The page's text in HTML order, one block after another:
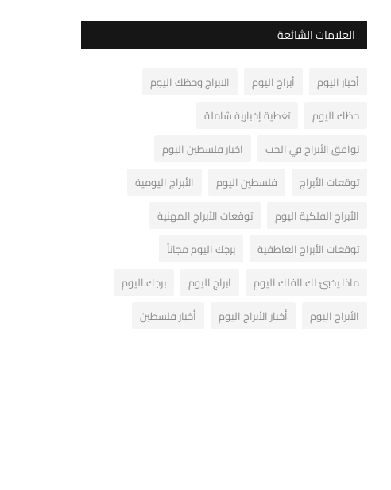
العلامات الشائعة
أخبار اليوم أبراج اليوم
الابراج وحظك اليوم
حظك اليوم
تغطية إخبارية شاملة
توافق الأبراج في الحب
اخبار فلسطين اليوم
توقعات الأبراج
فلسطين اليوم
الأبراج اليومية
الأبراج الفلكية اليوم
توقعات الأبراج المهنية
توقعات الأبراج العاطفية
برجك اليوم مجاناً
ماذا يخبئ لك الفلك اليوم
ابراج اليوم
برجك اليوم
الأبراج اليوم
أخبار الأبراج اليوم أخبار فلسطين